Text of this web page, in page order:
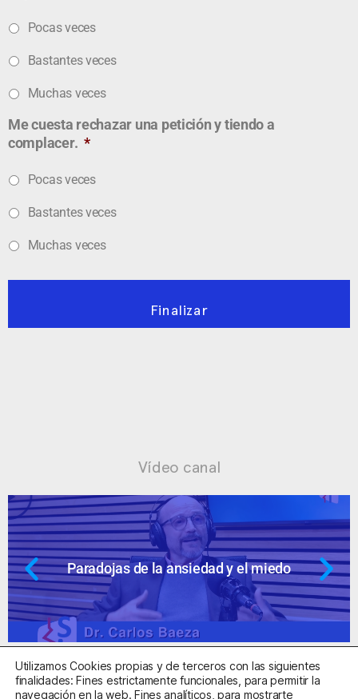
Pocas veces
Bastantes veces
Muchas veces
Me cuesta rechazar una petición y tiendo a
complacer. *
Pocas veces
Bastantes veces
Muchas veces
Vídeo canal
Paradojas de la ansiedad y el miedo
Utilizamos Cookies propias y de terceros con las siguientes
finalidades: Fines estrictamente funcionales, para permitir la
navegación en la web. Fines analíticos, para mostrarte